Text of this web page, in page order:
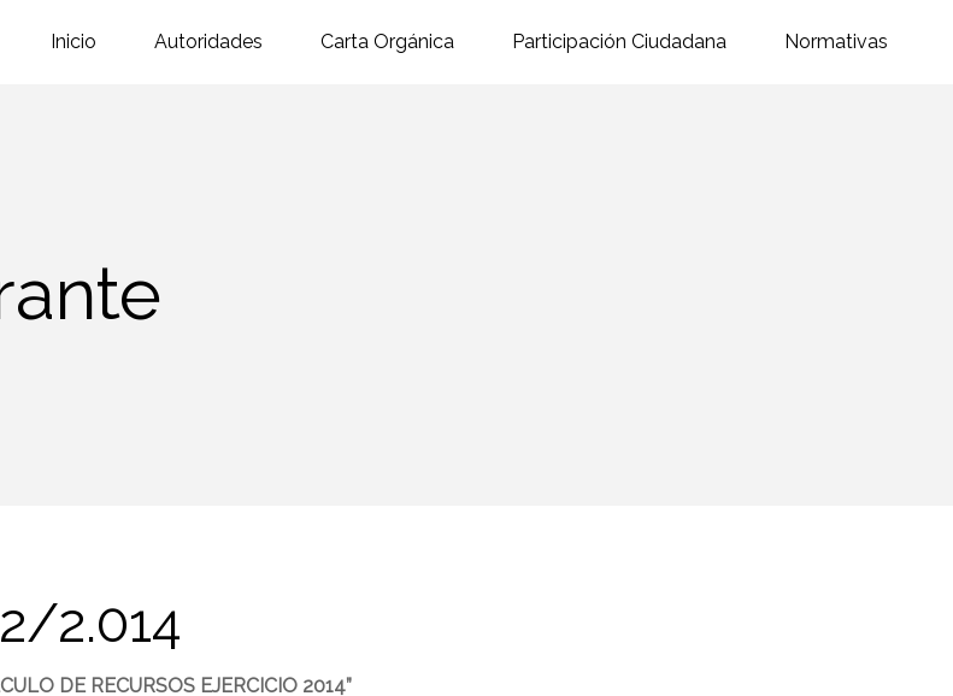
Inicio Autoridades Carta Orgánica Participación Ciudadana Normativas
2.014
DE RECURSOS EJERCICIO 2014”